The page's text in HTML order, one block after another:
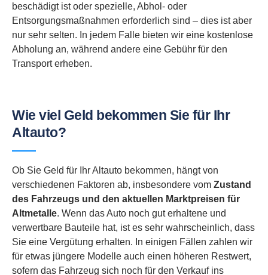
beschädigt ist oder spezielle, Abhol- oder
Entsorgungsmaßnahmen erforderlich sind – dies ist aber
nur sehr selten. In jedem Falle bieten wir eine kostenlose
Abholung an, während andere eine Gebühr für den
Transport erheben.
Wie viel Geld bekommen Sie für Ihr
Altauto?
Ob Sie Geld für Ihr Altauto bekommen, hängt von
verschiedenen Faktoren ab, insbesondere vom Zustand
des Fahrzeugs und den aktuellen Marktpreisen für
Altmetalle. Wenn das Auto noch gut erhaltene und
verwertbare Bauteile hat, ist es sehr wahrscheinlich, dass
Sie eine Vergütung erhalten. In einigen Fällen zahlen wir
für etwas jüngere Modelle auch einen höheren Restwert,
sofern das Fahrzeug sich noch für den Verkauf ins